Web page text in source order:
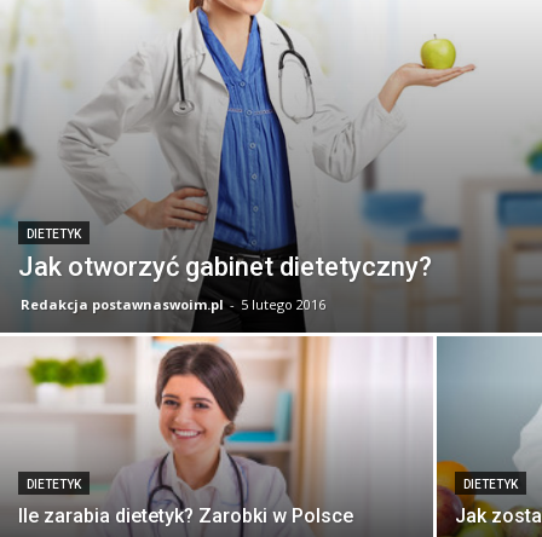
DIETETYK
Jak otworzyć gabinet dietetyczny?
Redakcja postawnaswoim.pl - 5 lutego 2016
DIETETYK
Ile zarabia dietetyk? Zarobki w Polsce
DIETETYK
Jak